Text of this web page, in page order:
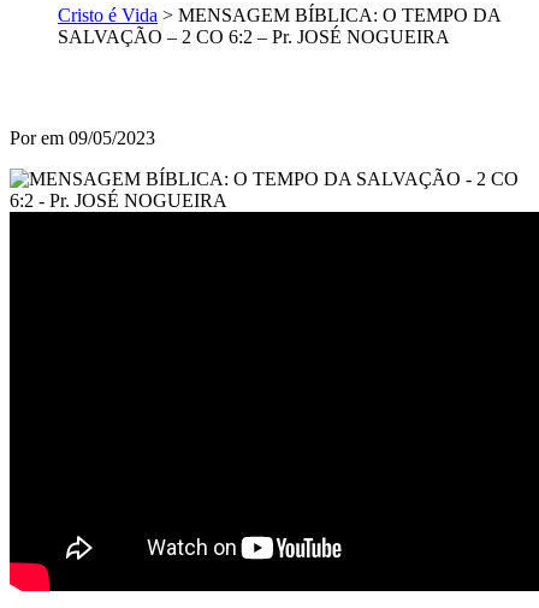
Cristo é Vida > MENSAGEM BÍBLICA: O TEMPO DA
SALVAÇÃO – 2 CO 6:2 – Pr. JOSÉ NOGUEIRA
Porem 09/05/2023